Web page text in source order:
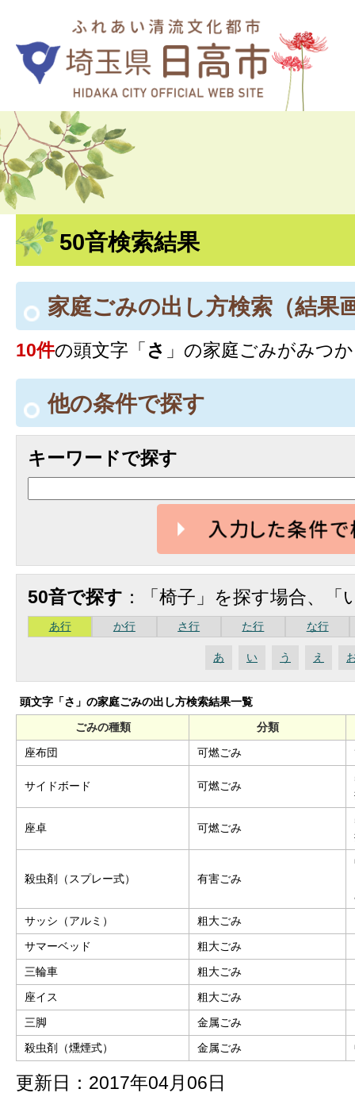
50音検索結果
家庭ごみの出し方検索 （結果
10件の頭文字「さ 」の家庭ごみがみつ
他の条件で探す
キーワードで探す
50音で探す ：「椅子」を探す場合、
あ行 か行 さ行 た行 な行
あ い う え
頭文字「さ 」の家庭ごみの出し方検索結果一覧
ごみの種類
分類
座布団
可燃ごみ
サイドボード 可燃ごみ
座卓 可燃ごみ
殺虫剤（スプレー式） 有害ごみ
サッシ（アルミ）
粗大ごみ
サマーベッド
粗大ごみ
三輪車
粗大ごみ
座イス
粗大ごみ
三脚
金属ごみ
殺虫剤（燻煙式）
金属ごみ
更新日：2017年04月06日